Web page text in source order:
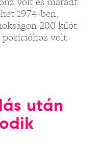
1974-ben,
200 kilót
pozícióhoz volt
után